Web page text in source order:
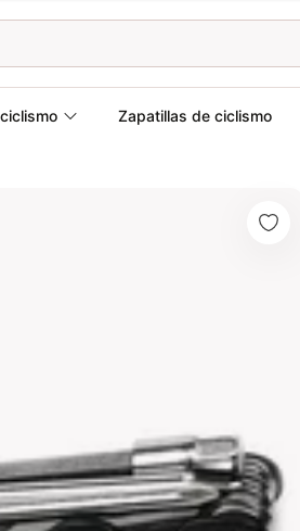
Zapatillas de ciclismo